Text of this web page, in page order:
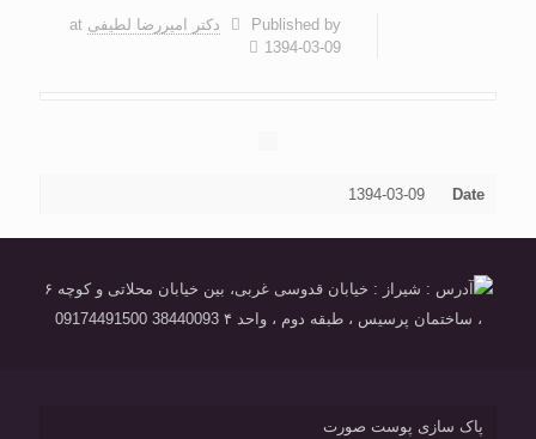
Published by دکتر امیررضا لطیفی at
1394-03-09
Date
1394-03-09
آدرس : شیراز : خیابان قدوسی غربی، بین خیابان محلاتی و کوچه ۶
، ساختمان پرسیس ، طبقه دوم ، واحد ۴ 38440093 09174491500
پاک سازی پوست صورت